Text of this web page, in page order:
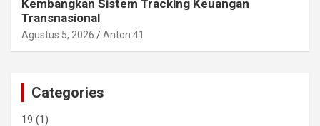
Kembangkan Sistem Tracking Keuangan
Transnasional
Agustus 5, 2026 Anton 41
Categories
19 (1)